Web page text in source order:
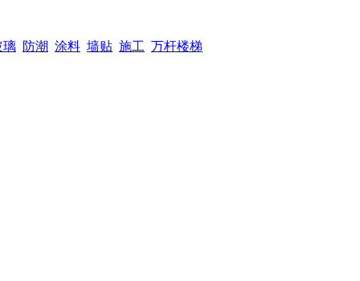
璃 防潮 涂料 墙贴 施工 万杆楼梯